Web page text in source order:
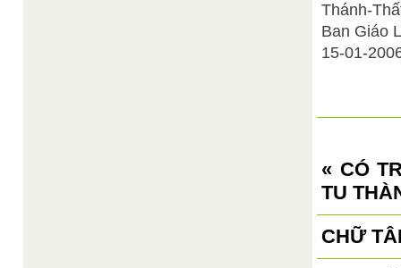
Thánh-
Ban Giáo
15-01-
« CÓ
TU
CHỮ